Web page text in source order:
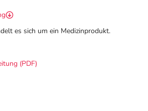
es sich um ein Medizinprodukt.
(PDF)